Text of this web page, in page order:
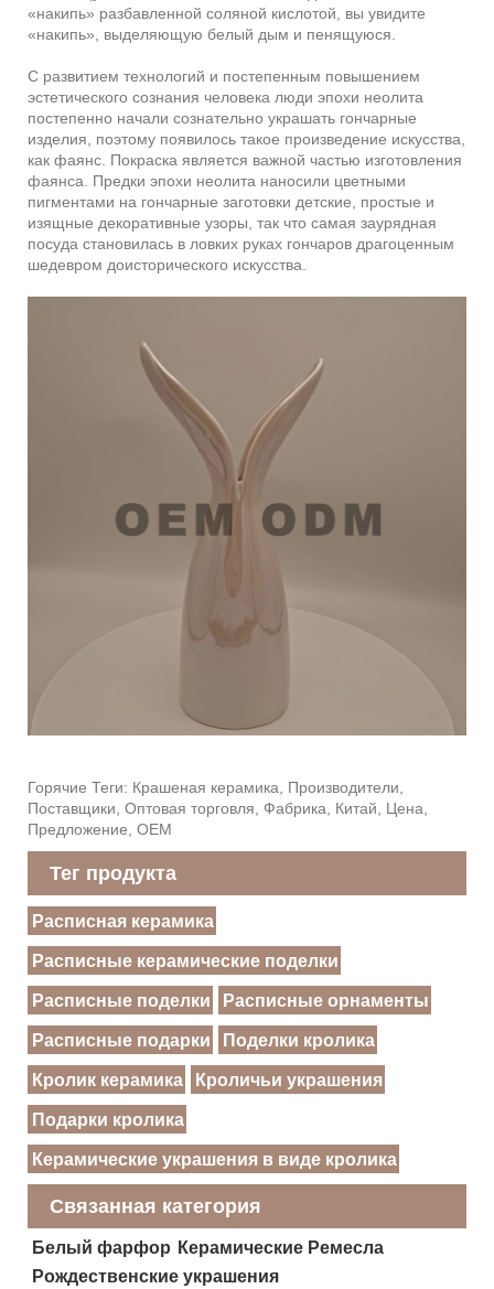
«накипь» разбавленной соляной кислотой, вы увидите
«накипь», выделяющую белый дым и пенящуюся.
С развитием технологий и постепенным повышением
эстетического сознания человека люди эпохи неолита
постепенно начали сознательно украшать гончарные
изделия, поэтому появилось такое произведение искусства,
как фаянс. Покраска является важной частью изготовления
фаянса. Предки эпохи неолита наносили цветными
пигментами на гончарные заготовки детские, простые и
изящные декоративные узоры, так что самая заурядная
посуда становилась в ловких руках гончаров драгоценным
шедевром доисторического искусства.
Горячие Теги: Крашеная керамика, Производители,
Поставщики, Оптовая торговля, Фабрика, Китай, Цена,
Предложение, OEM
Тег продукта
Расписная керамика
Расписные керамические поделки
Расписные поделки Расписные орнаменты
Расписные подарки Поделки кролика
Кролик керамика Кроличьи украшения
Подарки кролика
Керамические украшения в виде кролика
Связанная категория
Белый фарфор Керамические Ремесла
Рождественские украшения